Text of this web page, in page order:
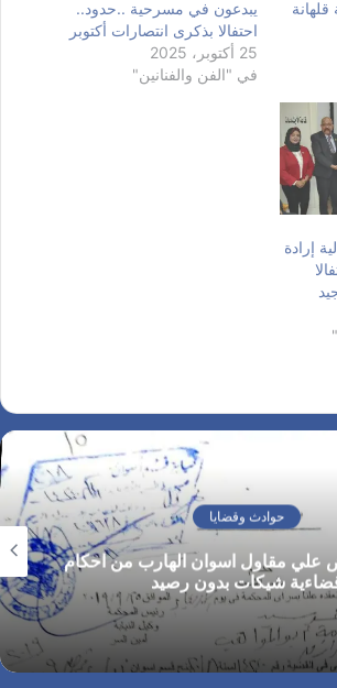
يبدعون في مسرحية ..حدود..
احتفالا بذكرى انتصارات أكتوبر
25 أكتوبر، 2025
في "الفن والفنانين"
إرادة
حوادث وقضايا
علي مقاول اسوان الهارب من احكام
شيكات بدون رصيد